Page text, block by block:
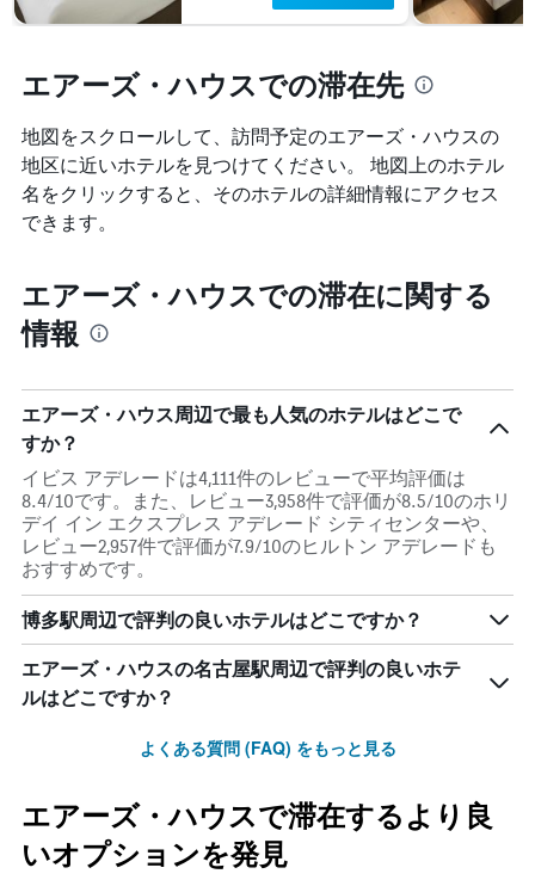
エアーズ・ハウスでの滞在先
地図をスクロールして、訪問予定のエアーズ・ハウス​の
地区に近いホテルを見つけてください。 地図上のホテル
名をクリックすると、そのホテルの詳細情報にアクセス
できます。
エアーズ・ハウスでの滞在に関する
情報
エアーズ・ハウス周辺で最も人気のホテルはどこで
すか？
イビス アデレードは4,111件のレビューで平均評価は
8.4/10です。また、レビュー3,958件で評価が8.5/10のホリ
デイ イン エクスプレス アデレード シティセンターや、
レビュー2,957件で評価が7.9/10のヒルトン アデレードも
おすすめです。
博多駅周辺で評判の良いホテルはどこですか？
エアーズ・ハウスの名古屋駅周辺で評判の良いホテ
ルはどこですか？
よくある質問 (FAQ) をもっと見る
エアーズ・ハウスで滞在するより良
いオプションを発見